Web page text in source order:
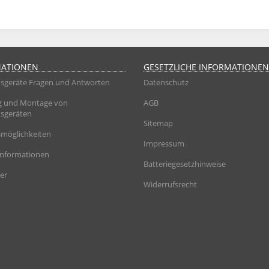
Fragen und Antworten
und Montage von
GESETZLICHE INFORMATIONEN
Datenschutz
AGB
Sitemap
Impressum
Batteriegesetzhinweise
Widerrufsrecht